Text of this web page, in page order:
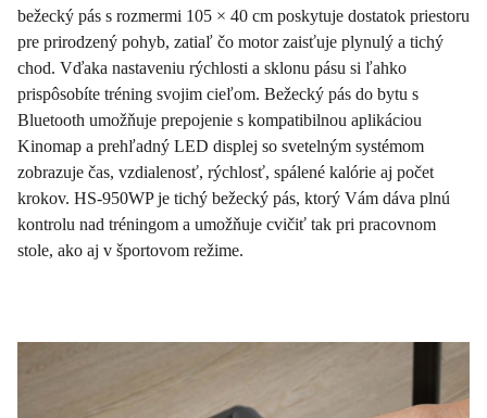
bežecký pás s rozmermi 105 × 40 cm poskytuje dostatok priestoru
pre prirodzený pohyb, zatiaľ čo motor zaisťuje plynulý a tichý
chod. Vďaka nastaveniu rýchlosti a sklonu pásu si ľahko
prispôsobíte tréning svojim cieľom. Bežecký pás do bytu s
Bluetooth umožňuje prepojenie s kompatibilnou aplikáciou
Kinomap a prehľadný LED displej so svetelným systémom
zobrazuje čas, vzdialenosť, rýchlosť, spálené kalórie aj počet
krokov. HS-950WP je tichý bežecký pás, ktorý Vám dáva plnú
kontrolu nad tréningom a umožňuje cvičiť tak pri pracovnom
stole, ako aj v športovom režime.